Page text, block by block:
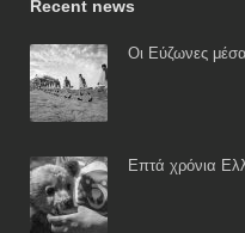
Recent news
Οι Εύζωνες
Επτά χρόνια